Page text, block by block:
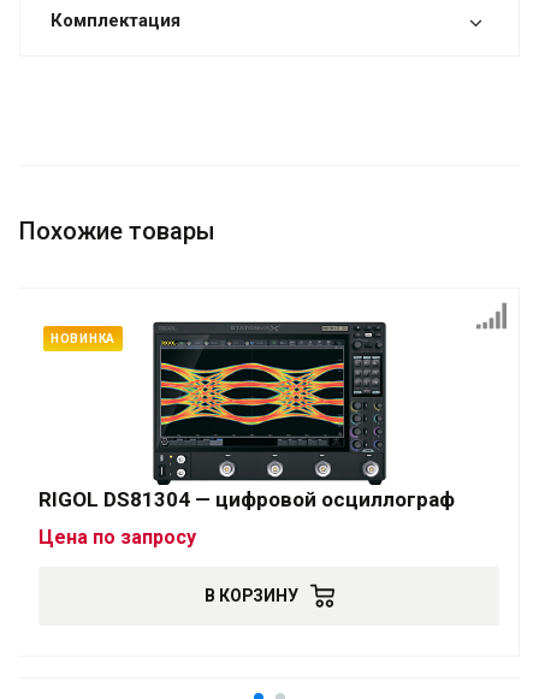
Комплектация
Похожие товары
НОВИНКА
RIGOL DS81304 — цифровой осциллограф
Цена по запросу
В КОРЗИНУ